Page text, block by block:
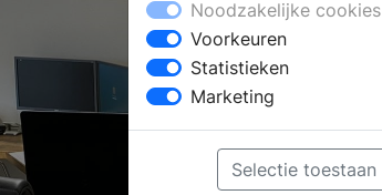
Noodzakelijke cookies
Voorkeuren
Statistieken
Marketing
Selectie toestaan